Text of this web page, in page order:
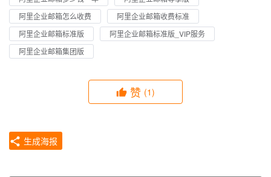
阿里企业邮箱怎么收费
阿里企业邮箱收费标准
阿里企业邮箱标准版
阿里企业邮箱标准版_VIP服务
阿里企业邮箱集团版
赞 (1)
生成海报